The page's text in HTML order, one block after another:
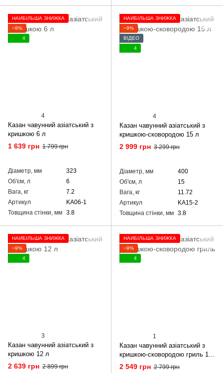
НАЙБІЛЬША ЗНИЖКА
−9%
4
4
Казан чавунний азіатський з
кришкою 6 л
1 639 грн 1 799 грн
Діаметр, мм
323
Об'єм, л
6
Вага, кг
7.2
Артикул
KA06-1
Товщина стінки, мм 3.8
НАЙБІЛЬША ЗНИЖКА
−9%
ВІДЕО
4
4
Казан чавунний азіатський з
кришкою-сковородою 15 л
2 999 грн 3 299 грн
Діаметр, мм
400
Об'єм, л
15
Вага, кг
11.72
Артикул
KA15-2
Товщина стінки, мм 3.8
НАЙБІЛЬША ЗНИЖКА
−9%
4
3
Казан чавунний азіатський з
кришкою 12 л
2 639 грн 2 899 грн
НАЙБІЛЬША ЗНИЖКА
−9%
4
1
Казан чавунний азіатський з
кришкою-сковородою гриль 10
л
2 549 грн 2 799 грн